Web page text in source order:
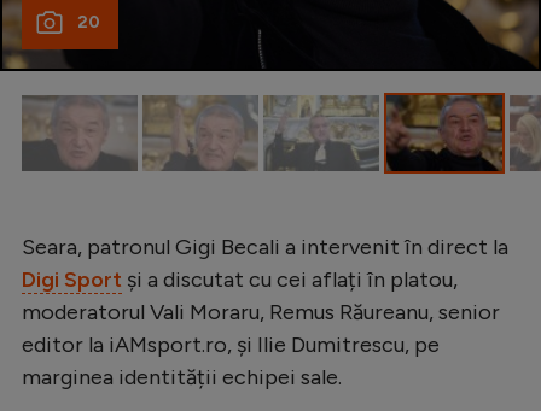
Gimnastică
Auto
Rugby
Alte sporturi
JO 2024
JO 2026
20
Seara, patronul Gigi Becali a intervenit în direct la
Digi Sport și a discutat cu cei aflați în platou,
moderatorul Vali Moraru, Remus Răureanu, senior
editor la iAMsport.ro, și Ilie Dumitrescu, pe
marginea identității echipei sale.